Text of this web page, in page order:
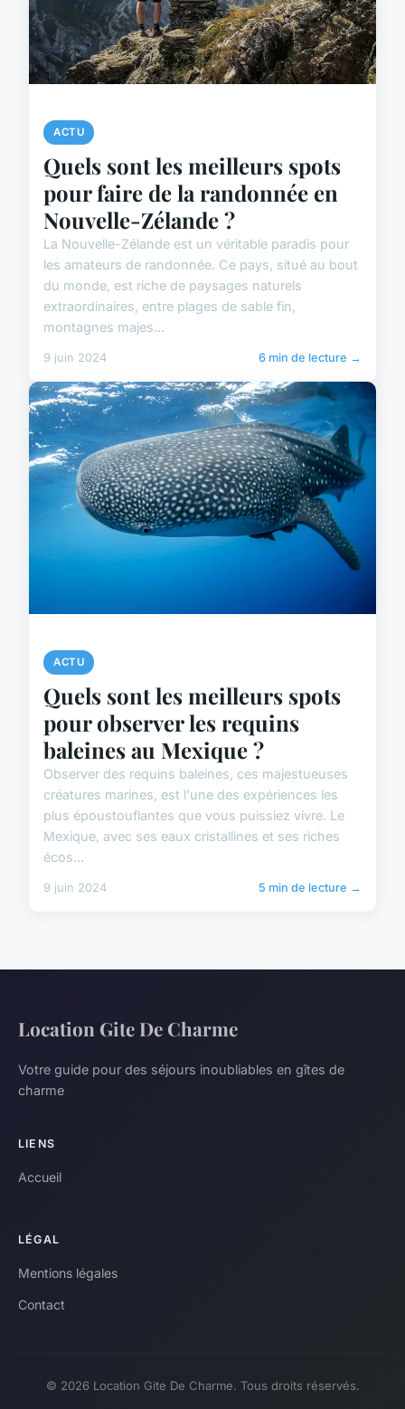
ACTU
Quels sont les meilleurs spots
pour faire de la randonnée en
Nouvelle-Zélande ?
La Nouvelle-Zélande est un véritable paradis pour
les amateurs de randonnée. Ce pays, situé au bout
du monde, est riche de paysages naturels
extraordinaires, entre plages de sable fin,
montagnes majes...
9 juin 2024 6 min de lecture →
ACTU
Quels sont les meilleurs spots
pour observer les requins
baleines au Mexique ?
Observer des requins baleines, ces majestueuses
créatures marines, est l'une des expériences les
plus époustouflantes que vous puissiez vivre. Le
Mexique, avec ses eaux cristallines et ses riches
écos...
9 juin 2024 5 min de lecture →
Location Gite De Charme
Votre guide pour des séjours inoubliables en gîtes de
charme
LIENS
Accueil
LÉGAL
Mentions légales
Contact
© 2026 Location Gite De Charme. Tous droits réservés.